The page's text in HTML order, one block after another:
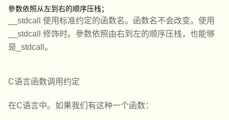
參数依照从左到右的顺序压栈；
__stdcall 使用标准约定的函数名。函数名不会改变。使用
__stdcall 修饰时。參数依照由右到左的顺序压栈，也能够
是_stdcall。
C语言函数调用约定
在C语言中。如果我们有这种一个函数：